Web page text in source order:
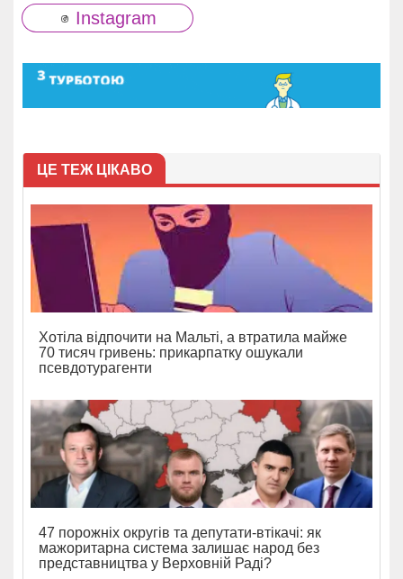
Instagram
ЦЕ ТЕЖ ЦІКАВО
Хотіла відпочити на Мальті, а втратила майже
70 тисяч гривень: прикарпатку ошукали
псевдотурагенти
47 порожніх округів та депутати-втікачі: як
мажоритарна система залишає народ без
представництва у Верховній Раді?